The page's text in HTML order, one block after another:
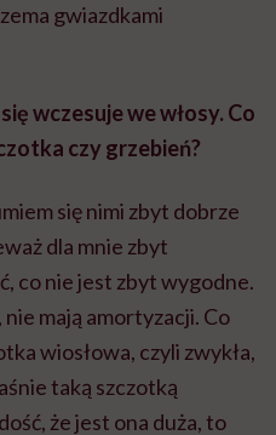
gwiazdkami
wczesuje we włosy. Co
czy grzebień?
się nimi zbyt dobrze
dla mnie zbyt
co nie jest zbyt wygodne.
mają amortyzacji. Co
wiosłowa, czyli zwykła,
taką szczotką
że jest ona duża, to